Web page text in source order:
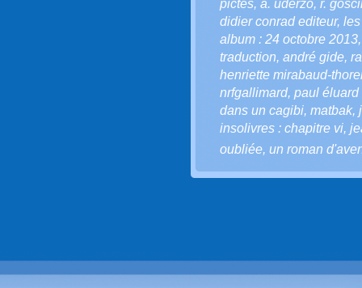
pictes, a. uderzo, r.
didier conrad editeur,
album : 24 octobre 2013
traduction, andré gide,
henriette mirabaud-
nrfgallimard, paul éluard
dans un cagibi, matbak,
insolivres : chapitre vi,
oubliée, un roman